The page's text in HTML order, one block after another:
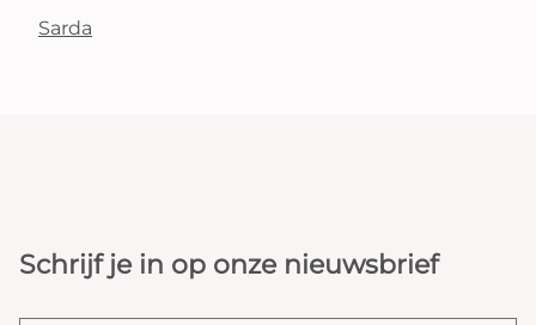
Sarda
Schrijf je in op onze nieuwsbrief